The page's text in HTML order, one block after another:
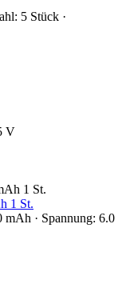
5 Stück ·
V
1 St.
mAh · Spannung: 6.0